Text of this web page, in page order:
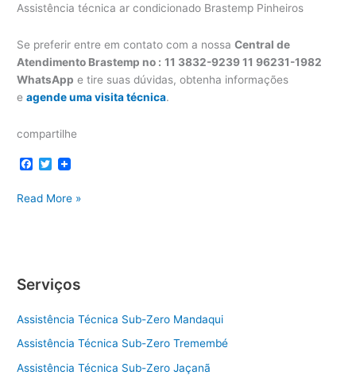
Assistência técnica ar condicionado Brastemp Pinheiros
Se preferir entre em contato com a nossaCentral de
Atendimento Brastemp no : 11 3832-9239 11 96231-1982
WhatsApp e tire suas dúvidas, obtenha informações
eagende uma visita técnica.
compartilhe
F
e
T
t
Assistência
Read More »
Serviços
Assistência Técnica Sub-Zero Mandaqui
Assistência Técnica Sub-Zero Tremembé
Assistência Técnica Sub-Zero Jaçanã